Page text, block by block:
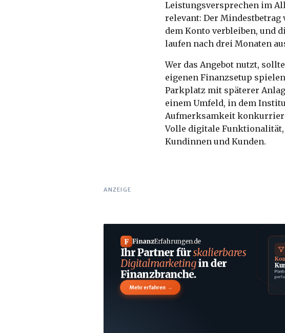
Leistungsversprechen im
relevant: Der Mindestbetrag
dem Konto verbleiben, und
laufen nach drei Monaten
Wer das Angebot nutzt,
eigenen Finanzsetup
Parkplatz mit späterer
einem Umfeld, in dem
Aufmerksamkeit
Volle digitale
Kundinnen und Kunden.
ANZEIGE
F FinanzErfahrungen.de
Ihr Partner fürskalierbares
Digitalmarketingin der
Finanzbranche.
Mehr erfahren →